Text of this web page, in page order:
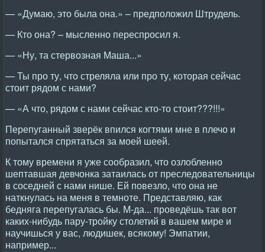
— «Думаю, это была она.» – предположил Штрудель.
— Кто она? – мысленно переспросил я.
— «Ну, та стервозная Маша...»
— Ты про ту, что стреляла или про ту, которая сейчас
стоит рядом с нами?
— «А что, рядом с нами сейчас кто-то стоит???!!!»
Перепуганный зверёк впился когтями мне в плечо и
попытался спрятаться за моей шеей.
К тому времени я уже сообразил, что озлобленно
шептавшая девчонка затаилась от преследовательницы
в соседней с нами нише. Ей повезло, что она не
наткнулась на меня в темноте. Представляю, как
бедняга перепугалась бы. М-да... проведёшь так вот
каких-нибудь пару-тройку столетий в вашем мире и
научишься у вас, людишек, всякому! Эмпатии,
например...